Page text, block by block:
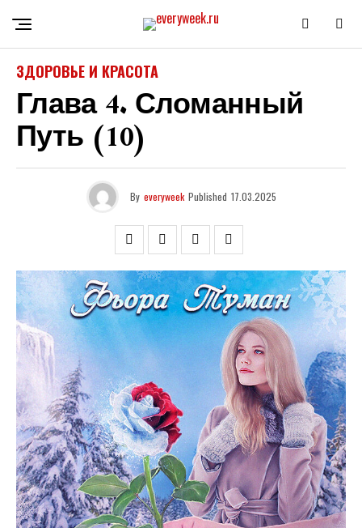
ЗДОРОВЬЕ И КРАСОТА
Глава 4. Сломанный
Путь (10)
By everyweek Published 17.03.2025